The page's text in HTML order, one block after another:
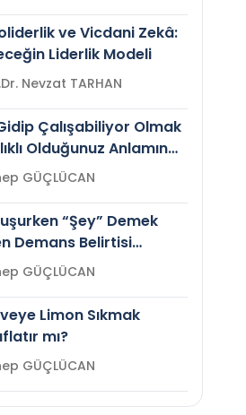
ve Vicdani Zekâ:
Liderlik Modeli
Prof.Dr. Nevzat TARHAN
Çalışabiliyor Olmak
Olduğunuz Anlamına
mi?Zeynep GÜÇLÜCAN
“Şey” Demek
Demans Belirtisi
mi?
Zeynep GÜÇLÜCAN
Limon Sıkmak
mı?
Zeynep GÜÇLÜCAN